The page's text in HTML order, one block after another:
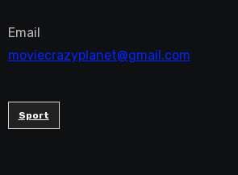
Email
moviecrazyplanet@gmail.com
Sport